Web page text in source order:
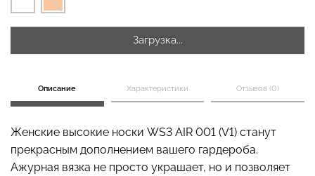
Загрузка...
Описание Характеристики Отзывов (0)
Женские высокие носки WS3 AIR 001 (V1) станут
прекрасным дополнением вашего гардероба.
Ажурная вязка не просто украшает, но и позволяет